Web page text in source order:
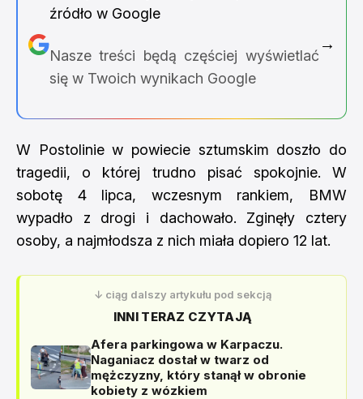
źródło w Google
Nasze treści będą częściej wyświetlać
się w Twoich wynikach Google
→
W Postolinie w powiecie sztumskim doszło do
tragedii, o której trudno pisać spokojnie. W
sobotę 4 lipca, wczesnym rankiem, BMW
wypadło z drogi i dachowało. Zginęły cztery
osoby, a najmłodsza z nich miała dopiero 12 lat.
↓ ciąg dalszy artykułu pod sekcją
INNI TERAZ CZYTAJĄ
Afera parkingowa w Karpaczu.
Naganiacz dostał w twarz od
mężczyzny, który stanął w obronie
kobiety z wózkiem